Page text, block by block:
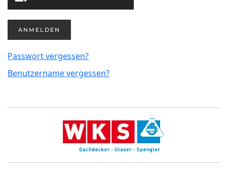
ANMELDEN
Passwort vergessen?
Benutzername vergessen?